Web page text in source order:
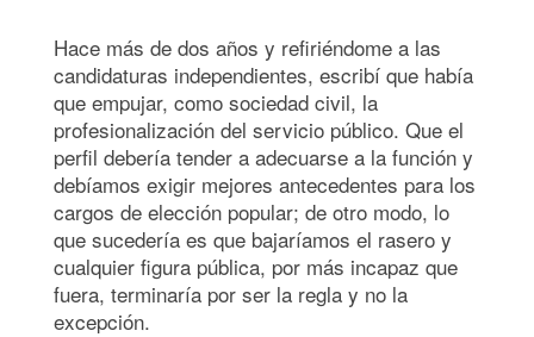
Hace más de dos años y refiriéndome a las
candidaturas independientes, escribí que había
que empujar, como sociedad civil, la
profesionalización del servicio público. Que el
perfil debería tender a adecuarse a la función y
debíamos exigir mejores antecedentes para los
cargos de elección popular; de otro modo, lo
que sucedería es que bajaríamos el rasero y
cualquier figura pública, por más incapaz que
fuera, terminaría por ser la regla y no la
excepción.